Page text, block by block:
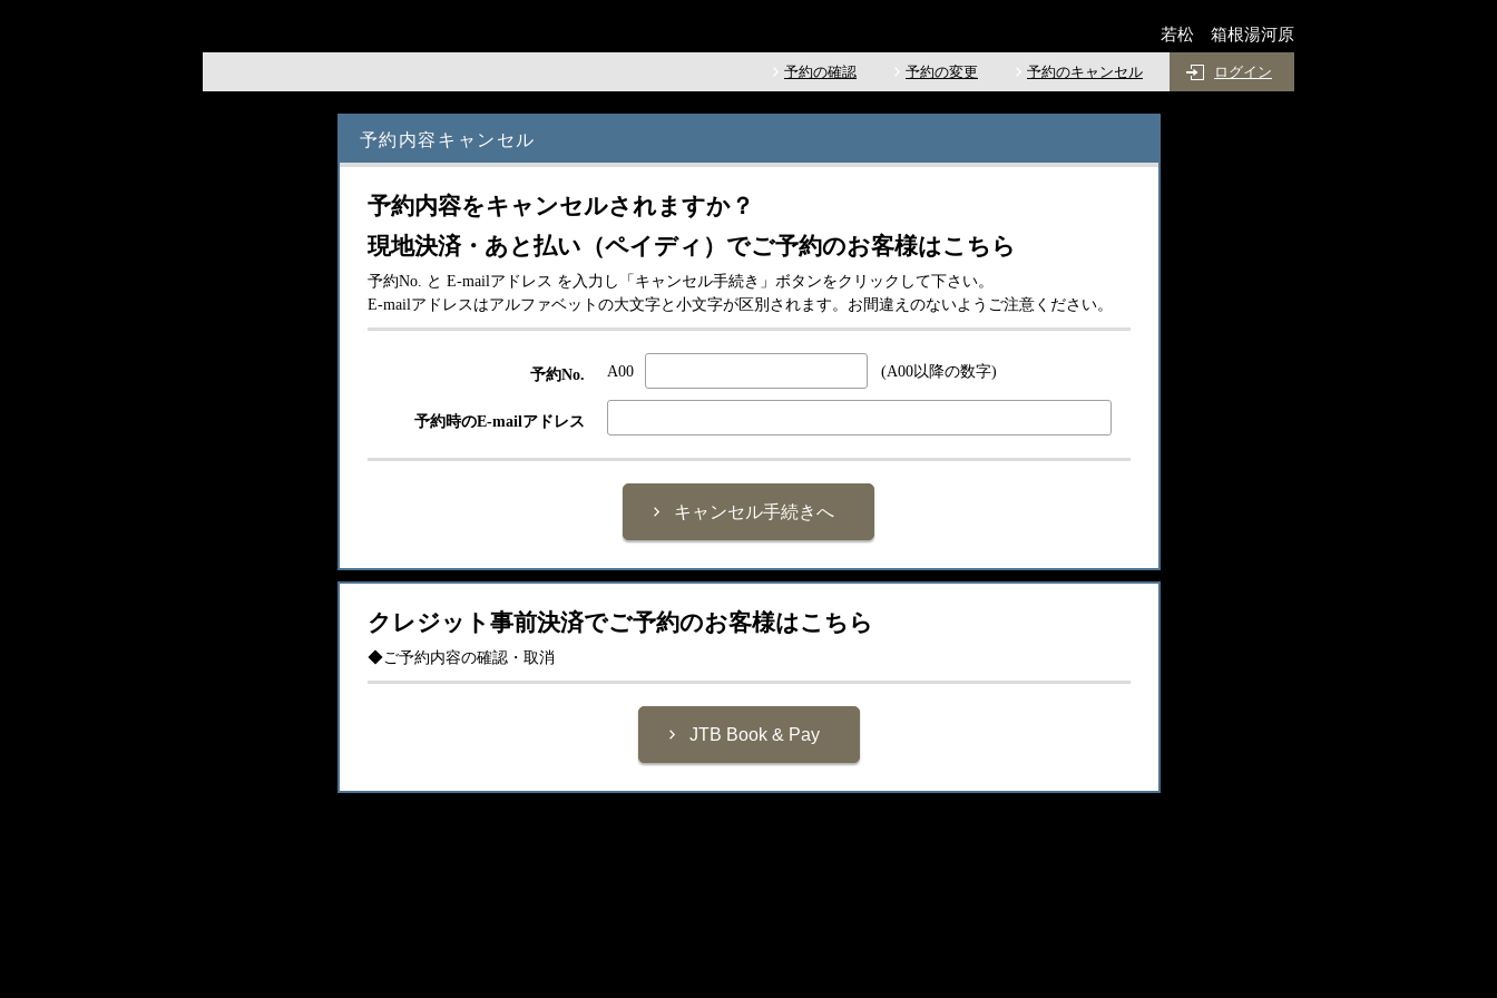
若松 箱根湯河原
予約の確認 予約の変更 予約のキャンセル ログイン
予約内容キャンセル
予約内容をキャンセルされますか？
現地決済・あと払い（ペイディ）でご予約のお客様はこちら
予約No. と E-mailアドレス を入力し「キャンセル手続き」ボタンをクリックして下さい。
E-mailアドレスはアルファベットの大文字と小文字が区別されます。お間違えのないようご注意ください。
予約No. A00 (A00以降の数字)
予約時のE-mailアドレス
クレジット事前決済でご予約のお客様はこちら
◆ご予約内容の確認・取消